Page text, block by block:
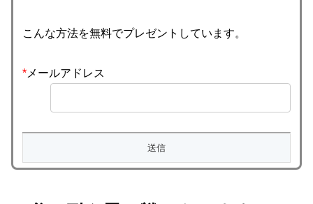
こんな方法を無料でプレゼントしています。
*メールアドレス